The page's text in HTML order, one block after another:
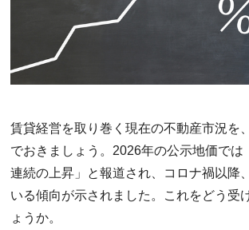
賃貸経営を取り巻く現在の不動産市況を
でおきましょう。2026年の公示地価では
連続の上昇」と報道され、コロナ禍以降
いる傾向が示されました。これをどう受
ょうか。